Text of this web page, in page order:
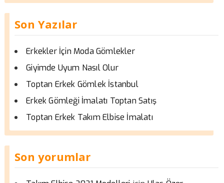
Son Yazılar
Erkekler İçin Moda Gömlekler
Giyimde Uyum Nasıl Olur
Toptan Erkek Gömlek İstanbul
Erkek Gömleği İmalatı Toptan Satış
Toptan Erkek Takım Elbise İmalatı
Son yorumlar